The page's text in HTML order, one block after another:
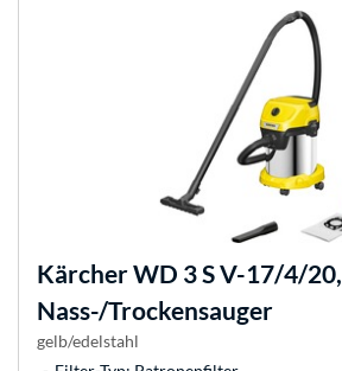
KärcherWD 3 S V-17/4/20,
Nass-/Trockensauger
gelb/edelstahl